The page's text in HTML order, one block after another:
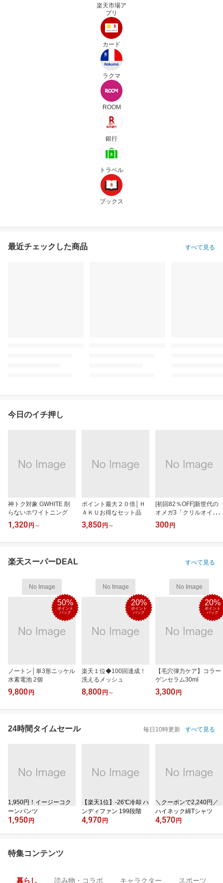
楽天市場ア
プリ
カード
ラクマ
ROOM
銀行
トラベル
ブックス
最近チェックした商品 すべて見る
今日のイチ押し
神トク対象 GWHITE 削
らないホワイトニング
1,320 円 ～
ポイント最大２０倍│Ｈ
ＡＫＵお得なセット品
3,850 円 ～
[初回82％OFF]新世代の
オメガ3「クリルオイ
ル」
300 円
楽天スーパーDEAL すべて見る
No Image
50%
ポイント
バック
ノートン│単3形ニッケル
水素電池 2個
9,800 円
No Image
20%
ポイント
バック
楽天１位◆100回達成！
洗えるメッシュ
8,800 円 ～
No Image
20%
ポイント
バック
【毛穴弾力ケア】コラー
ゲンセラム30ml
3,300 円
24時間タイムセール 毎日10時更新 すべて見る
1,950円！イージーコク
ーンパンツ
1,950 円
【楽天1位】‐26℃冷却 ハ
ンディファン 199段階
4,970 円
＼クーポンで2,240円／
ハイネック綿Tシャツ
4,570 円
特集コンテンツ
暮らし 読み物・コラボ キャラクター スポーツ